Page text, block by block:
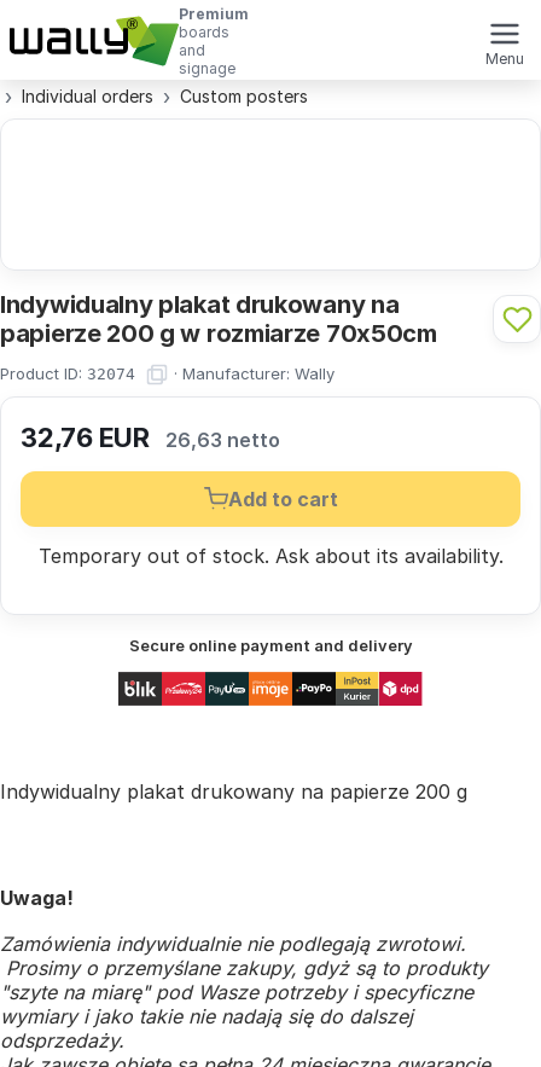
Premium
boards
and
signage
Menu
Individual orders Custom posters
Indywidualny plakat drukowany na
papierze 200 g w rozmiarze 70x50cm
Product ID: 32074 · Manufacturer: Wally
32,76EUR 26,63 netto
Add to cart
Temporary out of stock. Askabout its availability.
Secure online payment and delivery
Indywidualny plakat drukowany na papierze 200 g
Uwaga!
Zamówienia indywidualnie nie podlegają zwrotowi.
Prosimy o przemyślane zakupy, gdyż są to produkty
"szyte na miarę" pod Wasze potrzeby i specyficzne
wymiary i jako takie nie nadają się do dalszej
odsprzedaży.